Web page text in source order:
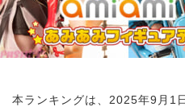
本ランキングは、2025年9月1